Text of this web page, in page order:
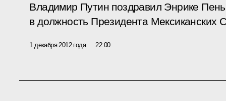
Владимир Путин поздравил Энрике
в должность Президента Мексиканских
1 декабря 2012 года 22:00